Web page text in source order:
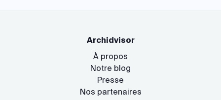
Archidvisor
À propos
Notre blog
Presse
Nos partenaires